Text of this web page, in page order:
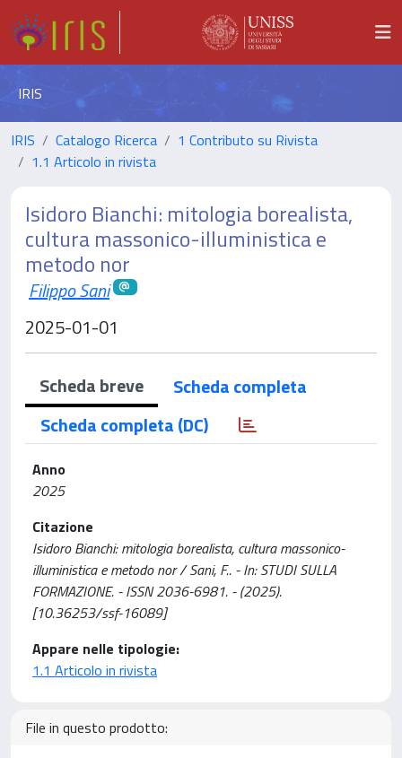
IRIS
IRIS Catalogo Ricerca
1 Contributo su Rivista
1.1 Articolo in rivista
Isidoro Bianchi: mitologia borealista,
cultura massonico-illuministica e
metodo nor
Filippo Sani
2025-01-01
Scheda breve
Scheda completa
Scheda completa (DC)
Anno
2025
Citazione
Isidoro Bianchi: mitologia borealista, cultura massonico-
illuministica e metodo nor / Sani, F.. - In: STUDI SULLA
FORMAZIONE. - ISSN 2036-6981. - (2025).
[10.36253/ssf-16089]
Appare nelle tipologie:
1.1 Articolo in rivista
File in questo prodotto: